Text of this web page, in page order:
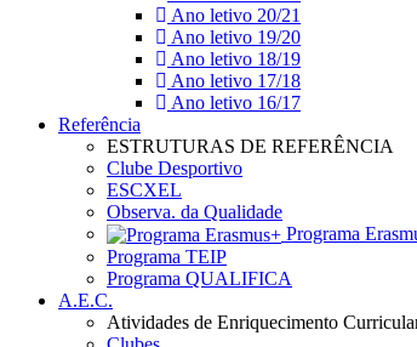
Ano letivo 20/21
Ano letivo 19/20
Ano letivo 18/19
Ano letivo 17/18
Ano letivo 16/17
Referência
ESTRUTURAS DE REFERÊNCIA
Clube Desportivo
ESCXEL
Observa. da Qualidade
Programa
Programa TEIP
Programa QUALIFICA
A.E.C.
Atividades de Enriquecimento